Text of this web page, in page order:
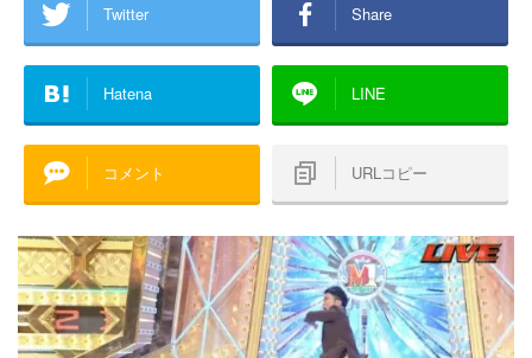
Twitter Share
Hatena LINE
コメント URLコピー